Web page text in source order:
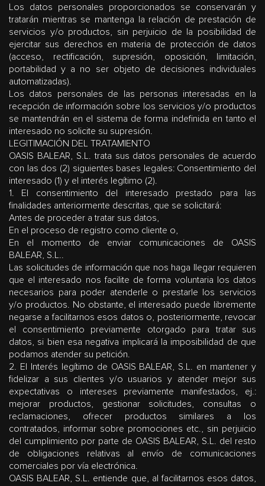
Los datos personales proporcionados se conservarán y
tratarán mientras se mantenga la relación de prestación de
servicios y/o productos, sin perjuicio de la posibilidad de
ejercitar sus derechos en materia de protección de datos
(acceso, rectificación, supresión, oposición, limitación,
portabilidad y a no ser objeto de decisiones individuales
automatizadas).
Los datos personales de las personas interesadas en la
recepción de información sobre los servicios y/o productos
se mantendrán en el sistema de forma indefinida en tanto el
interesado no solicite su supresión.
LEGITIMACIÓN DEL TRATAMIENTO
OASIS BALEAR, S.L. trata sus datos personales de acuerdo
con las dos (2) siguientes bases legales: Consentimiento del
interesado (1) y el interés legítimo (2).
1. El consentimiento del interesado prestado para las
finalidades anteriormente descritas, que se solicitará:
Antes de proceder a tratar sus datos,
En el proceso de registro como cliente o,
En el momento de enviar comunicaciones de OASIS
BALEAR, S.L..
Las solicitudes de información que nos haga llegar requieren
que el interesado nos facilite de forma voluntaria los datos
necesarios para poder atenderle o prestarle los servicios
y/o productos. No obstante, el interesado puede libremente
negarse a facilitarnos esos datos o, posteriormente, revocar
el consentimiento previamente otorgado para tratar sus
datos, si bien esa negativa implicará la imposibilidad de que
podamos atender su petición.
2. El Interés legítimo de OASIS BALEAR, S.L. en mantener y
fidelizar a sus clientes y/o usuarios y atender mejor sus
expectativas o intereses previamente manifestados, ej.:
mejorar productos, gestionar solicitudes, consultas o
reclamaciones, ofrecer productos similares a los
contratados, informar sobre promociones etc., sin perjuicio
del cumplimiento por parte de OASIS BALEAR, S.L. del resto
de obligaciones relativas al envío de comunicaciones
comerciales por vía electrónica.
OASIS BALEAR, S.L. entiende que, al facilitarnos esos datos,